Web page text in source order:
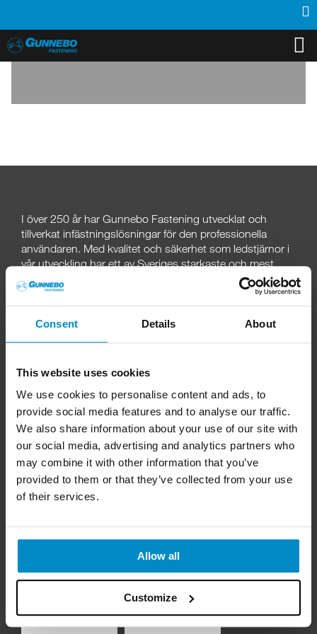
Consent Details About
This website uses cookies
We use cookies to personalise content and ads, to
provide social media features and to analyse our traffic.
We also share information about your use of our site with
our social media, advertising and analytics partners who
may combine it with other information that you’ve
provided to them or that they’ve collected from your use
of their services.
Allow all
Customize
PRODUKTER
SUPPORT
KONTAKT
I över 250 år har Gunnebo Fastening utvecklat och
tillverkat infästningslösningar för den professionella
användaren. Med kvalitet och säkerhet som ledstjärnor i
vår utveckling har ett av Sveriges starkaste och mest
aktade varumärken skapats.
Tel:0490-300 00
E-post:kundservice@strongtie.se
BESÖKSADRESS
Simpson Strong-Tie AB
Bruksvägen 2, 593 75 Gunnebo
Juridiska upplysningar
FÖLJ OSS